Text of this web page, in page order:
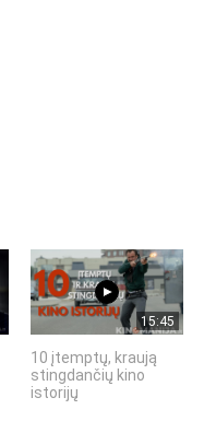
15:45
10 įtemptų, kraują
stingdančių kino
istorijų